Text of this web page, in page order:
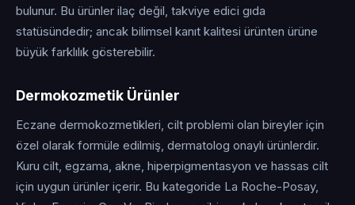
bulunur. Bu ürünler ilaç değil, takviye edici gıda
statüsündedir; ancak bilimsel kanıt kalitesi ürünten ürüne
büyük farklılık gösterebilir.
Dermokozmetik Ürünler
Eczane dermokozmetikleri, cilt problemi olan bireyler için
özel olarak formüle edilmiş, dermatolog onaylı ürünlerdir.
Kuru cilt, egzama, akne, hiperpigmentasyon ve hassas cilt
için uygun ürünler içerir. Bu kategoride La Roche-Posay,